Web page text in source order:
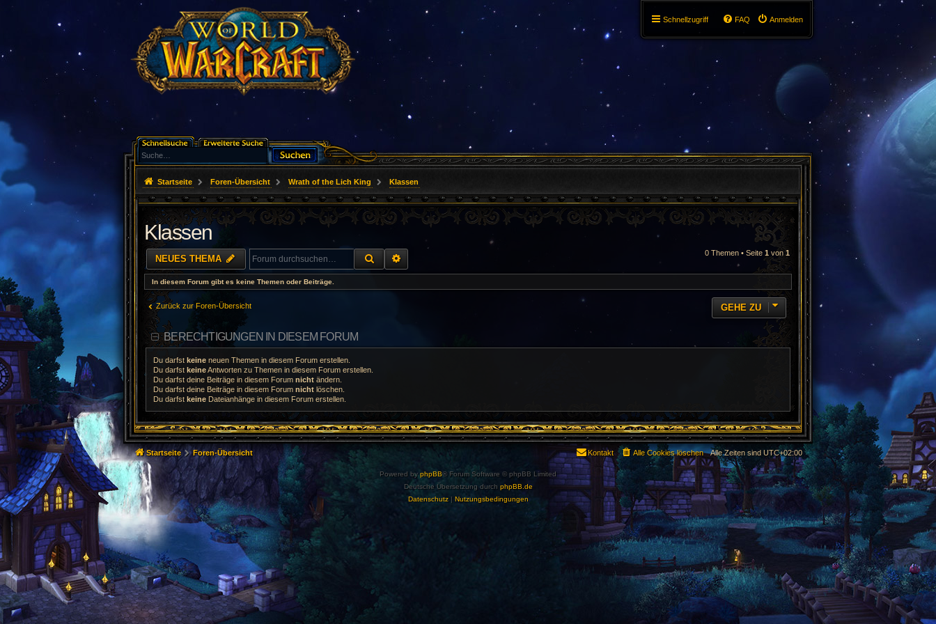
Schnellzugriff Anmelden
FAQ
Startseite Foren-Übersicht Wrath of the Lich King Klassen
Klassen
NEUES THEMA SUCHE 0 Themen • Seite 1 von 1
In diesem Forum gibt es keine Themen oder Beiträge.
Zurück zur Foren-Übersicht GEHE ZU
BERECHTIGUNGEN IN DIESEM FORUM
Du darfst keine neuen Themen in diesem Forum erstellen.
Du darfst keineAntworten zu Themen in diesem Forum erstellen.
Du darfst deine Beiträge in diesem Forum nicht ändern.
Du darfst deine Beiträge in diesem Forum nicht löschen.
Du darfst keine Dateianhänge in diesem Forum erstellen.
Startseite Foren-Übersicht Alle Zeiten sind UTC+02:00
Alle Cookies löschen
Kontakt
Powered byphpBB® Forum Software © phpBB Limited
Deutsche Übersetzung durch phpBB.de
Datenschutz| Nutzungsbedingungen